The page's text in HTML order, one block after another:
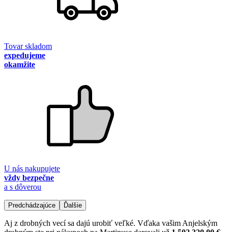
Tovar skladom
expedujeme
okamžite
U nás nakupujete
vždy bezpečne
a s dôverou
Predchádzajúce Ďalšie
Aj z drobných vecí sa dajú urobiť veľké. Vďaka vašim Anjelským